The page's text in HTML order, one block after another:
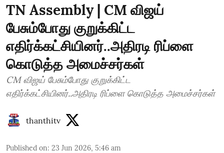
TN Assembly | CM விஜய்
பேசும்போது குறுக்கிட்ட
எதிர்க்கட்சியினர்..அதிரடி ரிப்ளை
கொடுத்த அமைச்சர்கள்
CM விஜய் பேசும்போது குறுக்கிட்ட
எதிர்க்கட்சியினர்..அதிரடி ரிப்ளை கொடுத்த அமைச்சர்கள்
thanthitv
Published on: 23 Jun 2026, 5:46 am